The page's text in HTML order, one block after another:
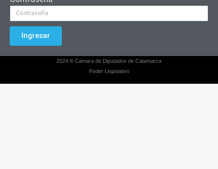
Ingresar
2024 © Cámara de Diputados de Catamarca
Poder Legislativo